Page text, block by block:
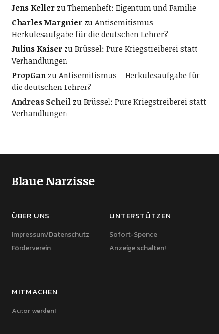
Jens KellerzuThemenheft: Eigentum und Familie
Charles MargnierzuAntisemitismus –
Herkulesaufgabe für die deutschen Lehrer?
Julius KaiserzuBrüssel: Pure Kriegstreiberei statt
Verhandlungen
PropGanzuAntisemitismus – Herkulesaufgabe für
die deutschen Lehrer?
Andreas ScheilzuBrüssel: Pure Kriegstreiberei statt
Verhandlungen
Blaue Narzisse
ÜBER UNS
Impressum/Datenschutz
Förderverein
UNTERSTÜTZEN
Sofort-Spende
Anzeige schalten!
MITMACHEN
Autor werden!